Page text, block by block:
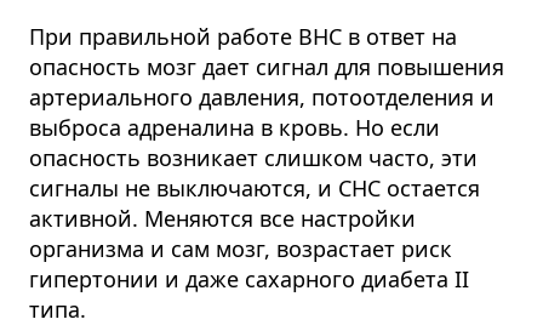
При правильной работе ВНС в ответ на
опасность мозг дает сигнал для повышения
артериального давления, потоотделения и
выброса адреналина в кровь. Но если
опасность возникает слишком часто, эти
сигналы не выключаются, и СНС остается
активной. Меняются все настройки
организма и сам мозг, возрастает риск
гипертонии и даже сахарного диабета II
типа.